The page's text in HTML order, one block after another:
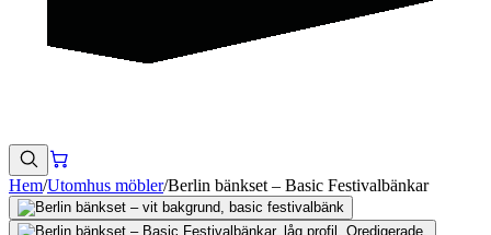
Hem/Utomhus möbler/Berlin bänkset – Basic Festivalbänkar